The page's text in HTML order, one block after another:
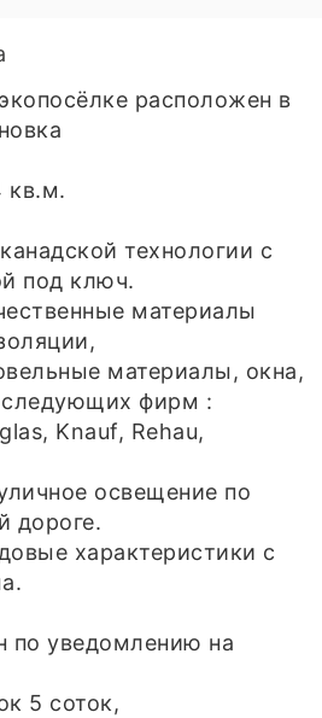
расположен в
кв.м.
технологии с
под ключ.
материалы
материалы, окна,
следующих фирм :
Knauf, Rehau,
освещение по
дороге.
характеристики с
по уведомлению на
5 соток,